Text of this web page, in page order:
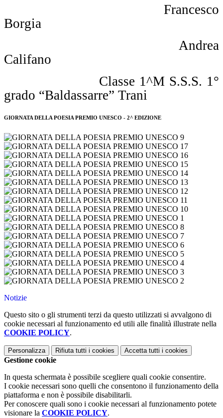
Francesco
Borgia
Andrea
Califano
Classe 1^M S.S.S. 1°
grado “Baldassarre” Trani
GIORNATA DELLA POESIA PREMIO UNESCO - 2^ EDIZIONE
Notizie
Questo sito o gli strumenti terzi da questo utilizzati si avvalgono di
cookie necessari al funzionamento ed utili alle finalità illustrate nella
COOKIE POLICY.
Personalizza Rifiuta tutti i cookies Accetta tutti i cookies
Gestione cookie
In questa schermata è possibile scegliere quali cookie consentire.
I cookie necessari sono quelli che consentono il funzionamento della
piattaforma e non è possibile disabilitarli.
Per conoscere quali sono i cookie necessari al funzionamento potete
visionare la COOKIE POLICY.